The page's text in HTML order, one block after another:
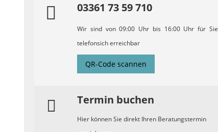
03361 73 59 710
Wir sind von 09:00 Uhr bis 16:00 Uhr für Sie
telefonsich erreichbar
QR-Code scannen
Termin buchen
Hier können Sie direkt Ihren Beratungstermin